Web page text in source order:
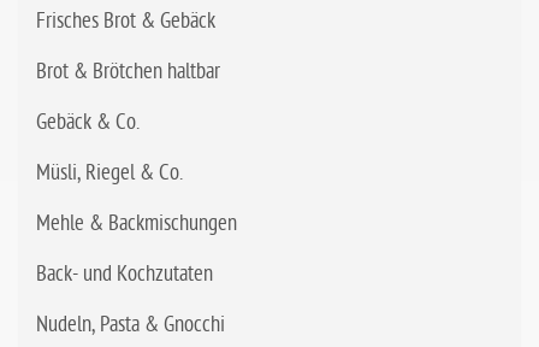
Frisches Brot & Gebäck
Brot & Brötchen haltbar
Gebäck & Co.
Müsli, Riegel & Co.
Mehle & Backmischungen
Back- und Kochzutaten
Nudeln, Pasta & Gnocchi